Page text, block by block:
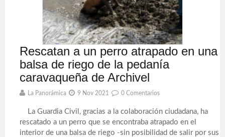
Rescatan a un perro atrapado en una
balsa de riego de la pedanía
caravaqueña de Archivel
La Panorámica 9 Nov 2021 0 Comentarios
La Guardia Civil, gracias a la colaboración ciudadana, ha
rescatado a un perro que se encontraba atrapado en el
interior de una balsa de riego -sin posibilidad de salir por sus